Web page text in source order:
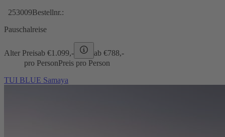
253009Bestellnr.:
Pauschalreise
Alter Preisab €1.099,- ab €788,-
pro PersonPreis pro Person
TUI BLUE Samaya